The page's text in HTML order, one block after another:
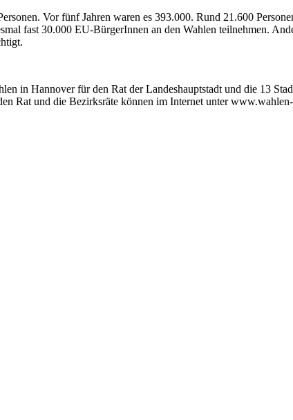
Vor fünf Jahren waren es 393.000. Rund 21.600
fast 30.000 EU-BürgerInnen an den Wahlen teilnehmen.
in Hannover für den Rat der Landeshauptstadt und die 13
Rat und die Bezirksräte können im Internet unter www.wahlen-